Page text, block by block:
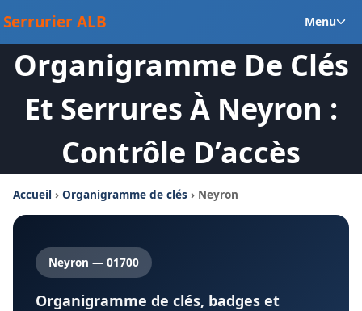
au
contenu
Serrurier ALB Menu
Organigramme De Clés
Et Serrures À Neyron :
Contrôle D’accès
Accueil › Organigramme de clés › Neyron
Neyron — 01700
Organigramme de clés, badges et